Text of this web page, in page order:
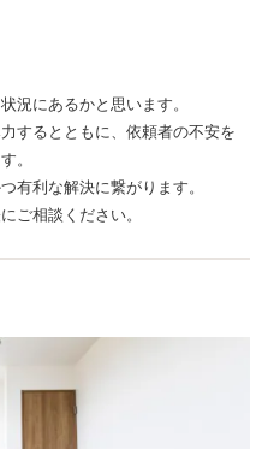
況にあるかと思います。
するとともに、依頼者の不安を
。
有利な解決に繋がります。
ご相談ください。